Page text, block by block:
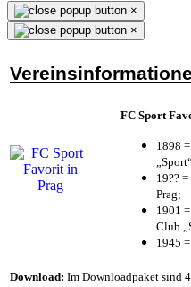
×
×
FC Sport
1898
19??
Prag;
1901
Club
1945
Download: Im Downloadpaket sind